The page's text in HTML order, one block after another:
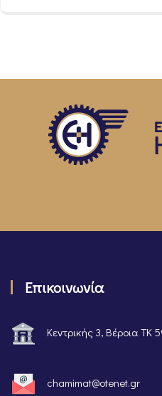
Επικοινωνία
Κεντρικής 3, Βέροια ΤΚ
chamimat@otenet.gr